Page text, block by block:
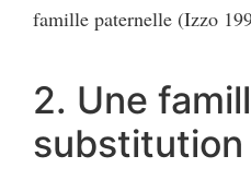
famille paternelle (Izzo
2. Une
substitution